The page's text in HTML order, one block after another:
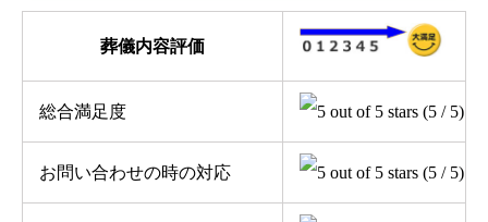
葬儀内容評価
総合満足度 (5 / 5)
お問い合わせの時の対応 (5 / 5)